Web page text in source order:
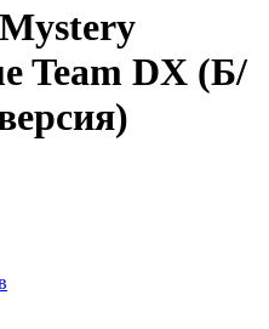
Team DX (Б/